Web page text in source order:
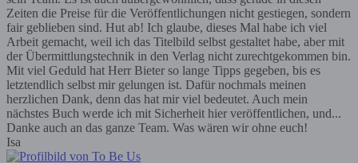
Zeiten die Preise für die Veröffentlichungen nicht gestiegen, sondern
fair geblieben sind. Hut ab! Ich glaube, dieses Mal habe ich viel
Arbeit gemacht, weil ich das Titelbild selbst gestaltet habe, aber mit
der Übermittlungstechnik in den Verlag nicht zurechtgekommen bin.
Mit viel Geduld hat Herr Bieter so lange Tipps gegeben, bis es
letztendlich selbst mir gelungen ist. Dafür nochmals meinen
herzlichen Dank, denn das hat mir viel bedeutet. Auch mein
nächstes Buch werde ich mit Sicherheit hier veröffentlichen, und...
Danke auch an das ganze Team. Was wären wir ohne euch!
Isa